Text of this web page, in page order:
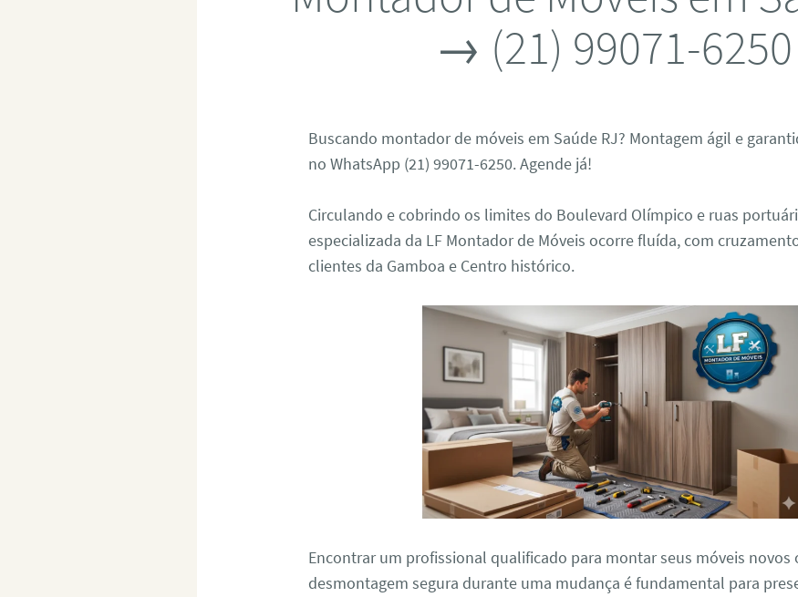
→ (21) 99071-6250
Buscando montador de móveis em Saúde RJ? Montagem ágil e
no WhatsApp (21) 99071-6250. Agende já!
Circulando e cobrindo os limites do Boulevard Olímpico e ruas
especializada da LF Montador de Móveis ocorre fluída, com
clientes da Gamboa e Centro histórico.
Encontrar um profissional qualificado para montar seus móveis novos
desmontagem segura durante uma mudança é fundamental para